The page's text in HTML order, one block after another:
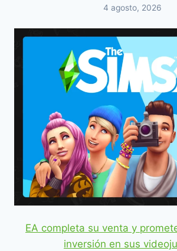
4 agosto, 2026
EA completa su venta y
inversión en sus